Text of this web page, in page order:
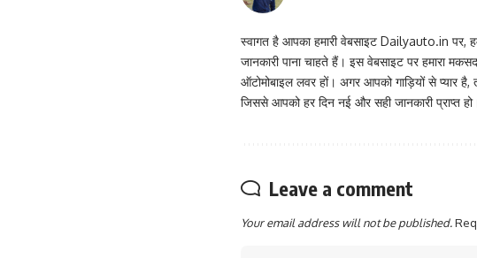
स्वागत है आपका हमारी वेबसाइट Dailyauto.in पर,
जानकारी पाना चाहते हैं। इस वेबसाइट पर हमारा
ऑटोमोबाइल लवर हों। अगर आपको गाड़ियों से
जिससे आपको हर दिन नई और सही जानकारी प्राप्त
Leave a comment
Your email address will not be published.